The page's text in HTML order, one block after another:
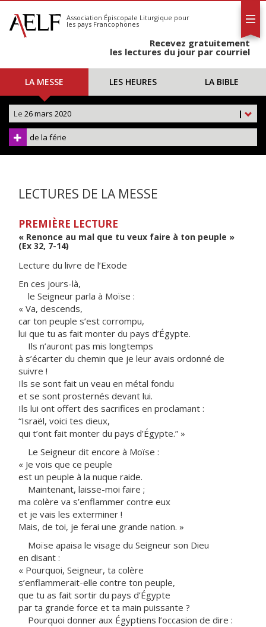
S'abonner
Calendrier
Association Épiscopale Liturgique pour
les pays Francophones
Recevez gratuitement
les lectures du jour par courriel
LA MESSE LES HEURES LA BIBLE
|
Le 26 mars 2020
de la férie
LECTURES DE LA MESSE
PREMIÈRE LECTURE
« Renonce au mal que tu veux faire à ton peuple »
(Ex 32, 7-14)
Lecture du livre de l’Exode
En ces jours-là,
le Seigneur parla à Moïse :
« Va, descends,
car ton peuple s’est corrompu,
lui que tu as fait monter du pays d’Égypte.
Ils n’auront pas mis longtemps
à s’écarter du chemin que je leur avais ordonné de
suivre !
Ils se sont fait un veau en métal fondu
et se sont prosternés devant lui.
Ils lui ont offert des sacrifices en proclamant :
“Israël, voici tes dieux,
qui t’ont fait monter du pays d’Égypte.” »
Le Seigneur dit encore à Moïse :
« Je vois que ce peuple
est un peuple à la nuque raide.
Maintenant, laisse-moi faire ;
ma colère va s’enflammer contre eux
et je vais les exterminer !
Mais, de toi, je ferai une grande nation. »
Moïse apaisa le visage du Seigneur son Dieu
en disant :
« Pourquoi, Seigneur, ta colère
s’enflammerait-elle contre ton peuple,
que tu as fait sortir du pays d’Égypte
par ta grande force et ta main puissante ?
Pourquoi donner aux Égyptiens l’occasion de dire :